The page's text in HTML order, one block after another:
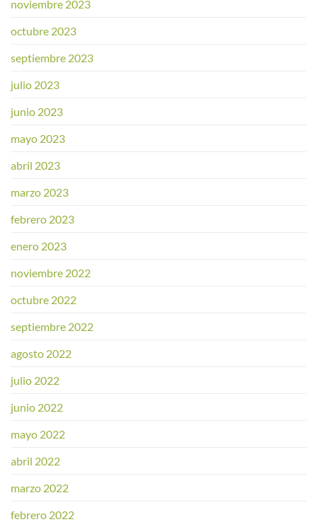
noviembre 2023
octubre 2023
septiembre 2023
julio 2023
junio 2023
mayo 2023
abril 2023
marzo 2023
febrero 2023
enero 2023
noviembre 2022
octubre 2022
septiembre 2022
agosto 2022
julio 2022
junio 2022
mayo 2022
abril 2022
marzo 2022
febrero 2022